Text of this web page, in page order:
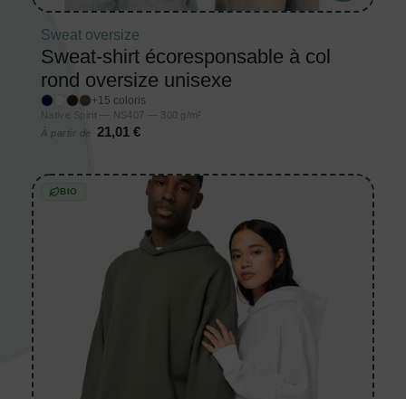
Sweat oversize
Sweat-shirt écoresponsable à col
rond oversize unisexe
+15 coloris
Native Spirit — NS407 — 300 g/m²
À partir de
21,01 €
BIO